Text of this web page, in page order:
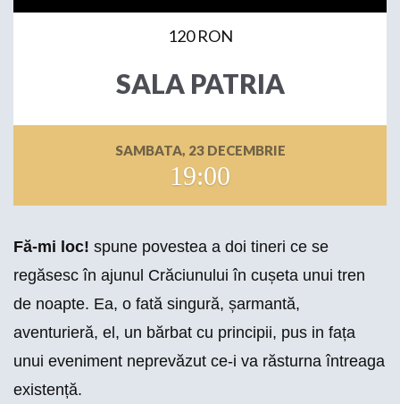
120 RON
SALA PATRIA
SAMBATA, 23 DECEMBRIE
19:00
Fă-mi loc! spune povestea a doi tineri ce se
regăsesc în ajunul Crăciunului în cușeta unui tren
de noapte. Ea, o fată singură, șarmantă,
aventurieră, el, un bărbat cu principii, pus in fața
unui eveniment neprevăzut ce-i va răsturna întreaga
existență.